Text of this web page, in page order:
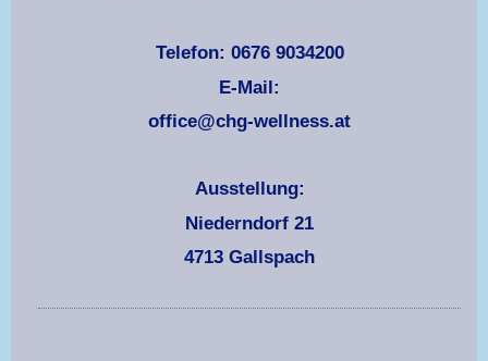
Telefon: 0676 9034200
E-Mail:
office@chg-wellness.at
Ausstellung:
Niederndorf 21
4713 Gallspach